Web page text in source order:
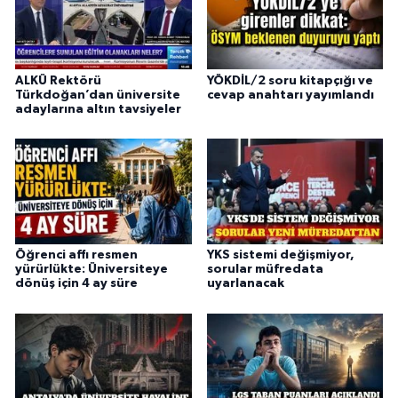
ALKÜ Rektörü
Türkdoğan’dan üniversite
adaylarına altın tavsiyeler
YÖKDİL/2 soru kitapçığı ve
cevap anahtarı yayımlandı
Öğrenci affı resmen
yürürlükte: Üniversiteye
dönüş için 4 ay süre
YKS sistemi değişmiyor,
sorular müfredata
uyarlanacak